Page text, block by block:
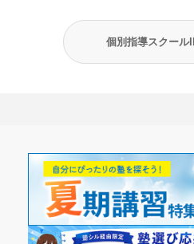
個別指導スクール